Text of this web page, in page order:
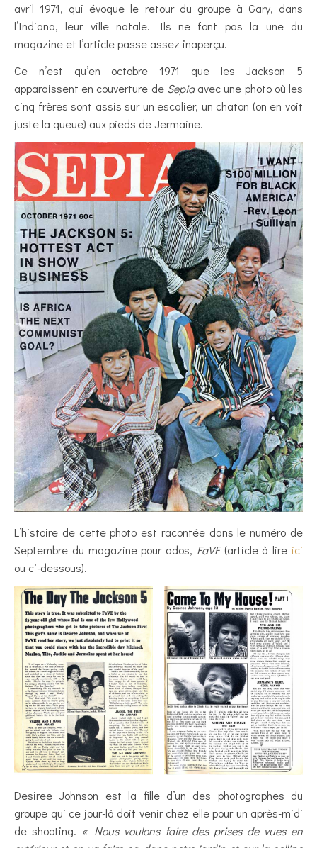
avril 1971, qui évoque le retour du groupe à Gary, dans
l’Indiana, leur ville natale. Ils ne font pas la une du
magazine et l’article passe assez inaperçu.
Ce n’est qu’en octobre 1971 que les Jackson 5
apparaissent en couverture de Sepiaavec une photo où les
cinq frères sont assis sur un escalier, un chaton (on en voit
juste la queue) aux pieds de Jermaine.
L’histoire de cette photo est racontée dans le numéro de
Septembre du magazine pour ados, FaVE(article à lire ici
ou ci-dessous).
Desiree Johnson est la fille d’un des photographes du
groupe qui ce jour-là doit venir chez elle pour un après-midi
de shooting. « Nous voulons faire des prises de vues en